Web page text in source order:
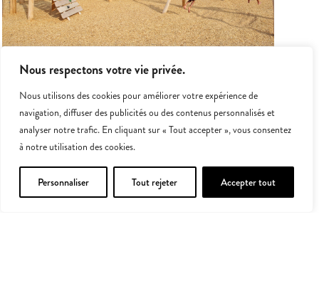
Nous respectons votre vie privée.
Nous utilisons des cookies pour améliorer votre expérience de
navigation, diffuser des publicités ou des contenus personnalisés et
analyser notre trafic. En cliquant sur « Tout accepter », vous consentez
à notre utilisation des cookies.
Personnaliser Tout rejeter Accepter tout
Partagez des moments de détente en
famille
Piscine chauffée, jacuzzi, terrains de sport, soirées festives en
été et bien sûr le lac de Maine à seulement 3 minutes en vélo